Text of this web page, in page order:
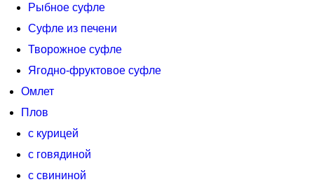
Рыбное суфле
Суфле из печени
Творожное суфле
Ягодно-фруктовое суфле
Омлет
Плов
с курицей
с говядиной
с свининой